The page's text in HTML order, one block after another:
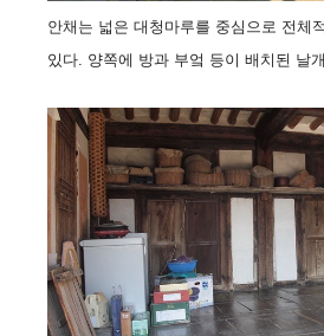
안채는 넓은 대청마루를 중심으로 전체
있다. 양쪽에 방과 부엌 등이 배치된 날